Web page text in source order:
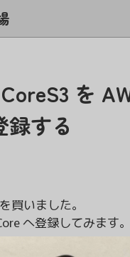
を
買いました。